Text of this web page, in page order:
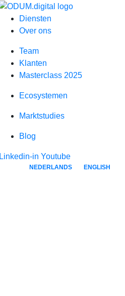
Diensten
Over ons
Team
Klanten
Masterclass 2025
Ecosystemen
Marktstudies
Blog
Linkedin-in Youtube
NEDERLANDS ENGLISH